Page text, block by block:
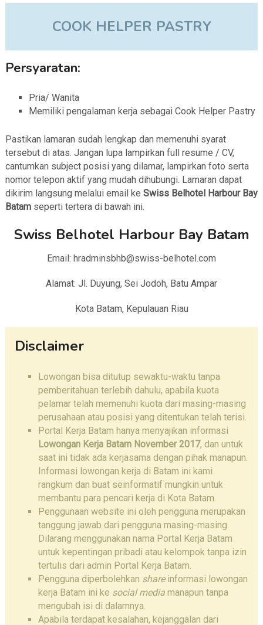
COOK HELPER PASTRY
Persyaratan:
Pria/ Wanita
Memiliki pengalaman kerja sebagai Cook Helper Pastry
Pastikan lamaran sudah lengkap dan memenuhi syarat
tersebut di atas. Jangan lupa lampirkan full resume / CV,
cantumkan subject posisi yang dilamar, lampirkan foto serta
nomor telepon aktif yang mudah dihubungi. Lamaran dapat
dikirim langsung melalui email ke Swiss Belhotel Harbour Bay
Batam seperti tertera di bawah ini.
Swiss Belhotel Harbour Bay Batam
Email: hradminsbhb@swiss-belhotel.com
Alamat: Jl. Duyung, Sei Jodoh, Batu Ampar
Kota Batam, Kepulauan Riau
Disclaimer
Lowongan bisa ditutup sewaktu-waktu tanpa
pemberitahuan terlebih dahulu, apabila kuota
pelamar telah memenuhi kuota dari masing-masing
perusahaan atau posisi yang ditentukan telah terisi.
Portal Kerja Batam hanya menyajikan informasi
Lowongan Kerja Batam November 2017, dan untuk
saat ini tidak ada kerjasama dengan pihak manapun.
Informasi lowongan kerja di Batam ini kami
rangkum dan buat seinformatif mungkin untuk
membantu para pencari kerja di Kota Batam.
Penggunaan website ini oleh pengguna merupakan
tanggung jawab dari pengguna masing-masing.
Dilarang menggunakan nama Portal Kerja Batam
untuk kepentingan pribadi atau kelompok tanpa izin
tertulis dari admin Portal Kerja Batam.
Pengguna diperbolehkan shareinformasi lowongan
kerja Batam ini ke social mediamanapun tanpa
mengubah isi di dalamnya.
Apabila terdapat kesalahan, kejanggalan dari